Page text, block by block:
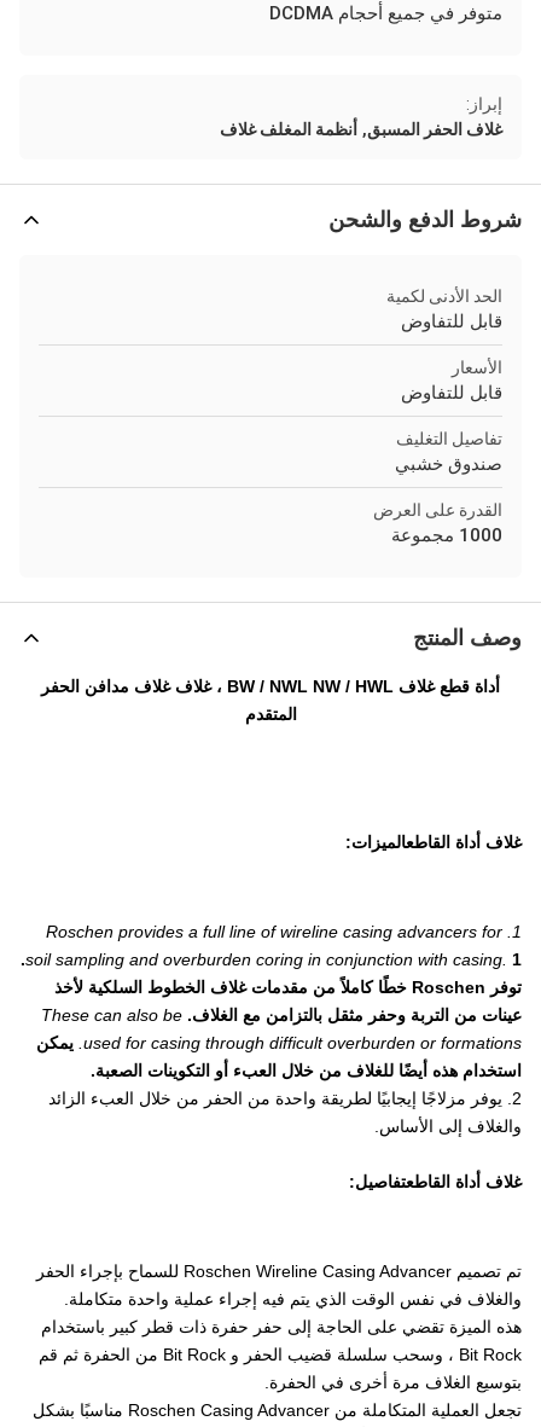
متوفر في جميع أحجام DCDMA
إبراز:
غلاف الحفر المسبق, أنظمة المغلف غلاف
شروط الدفع والشحن
الحد الأدنى لكمية
قابل للتفاوض
الأسعار
قابل للتفاوض
تفاصيل التغليف
صندوق خشبي
القدرة على العرض
1000 مجموعة
وصف المنتج
أداة قطع غلاف BW / NWL NW / HWL ، غلاف غلاف مدافن الحفر
المتقدم
غلاف أداة القاطعالميزات:
1. Roschen provides a full line of wireline casing advancers for
soil sampling and overburden coring in conjunction with casing.
1.
توفر Roschen خطًا كاملاً من مقدمات غلاف الخطوط السلكية لأخذ
عينات من التربة وحفر مثقل بالتزامن مع الغلاف. These can also be
used for casing through difficult overburden or formations. يمكن
استخدام هذه أيضًا للغلاف من خلال العبء أو التكوينات الصعبة.
2. يوفر مزلاجًا إيجابيًا لطريقة واحدة من الحفر من خلال العبء الزائد
والغلاف إلى الأساس.
غلاف أداة القاطعتفاصيل:
تم تصميم Roschen Wireline Casing Advancer للسماح بإجراء الحفر
والغلاف في نفس الوقت الذي يتم فيه إجراء عملية واحدة متكاملة.
هذه الميزة تقضي على الحاجة إلى حفر حفرة ذات قطر كبير باستخدام
Bit Rock ، وسحب سلسلة قضيب الحفر و Bit Rock من الحفرة ثم قم
بتوسيع الغلاف مرة أخرى في الحفرة.
تجعل العملية المتكاملة من Roschen Casing Advancer مناسبًا بشكل